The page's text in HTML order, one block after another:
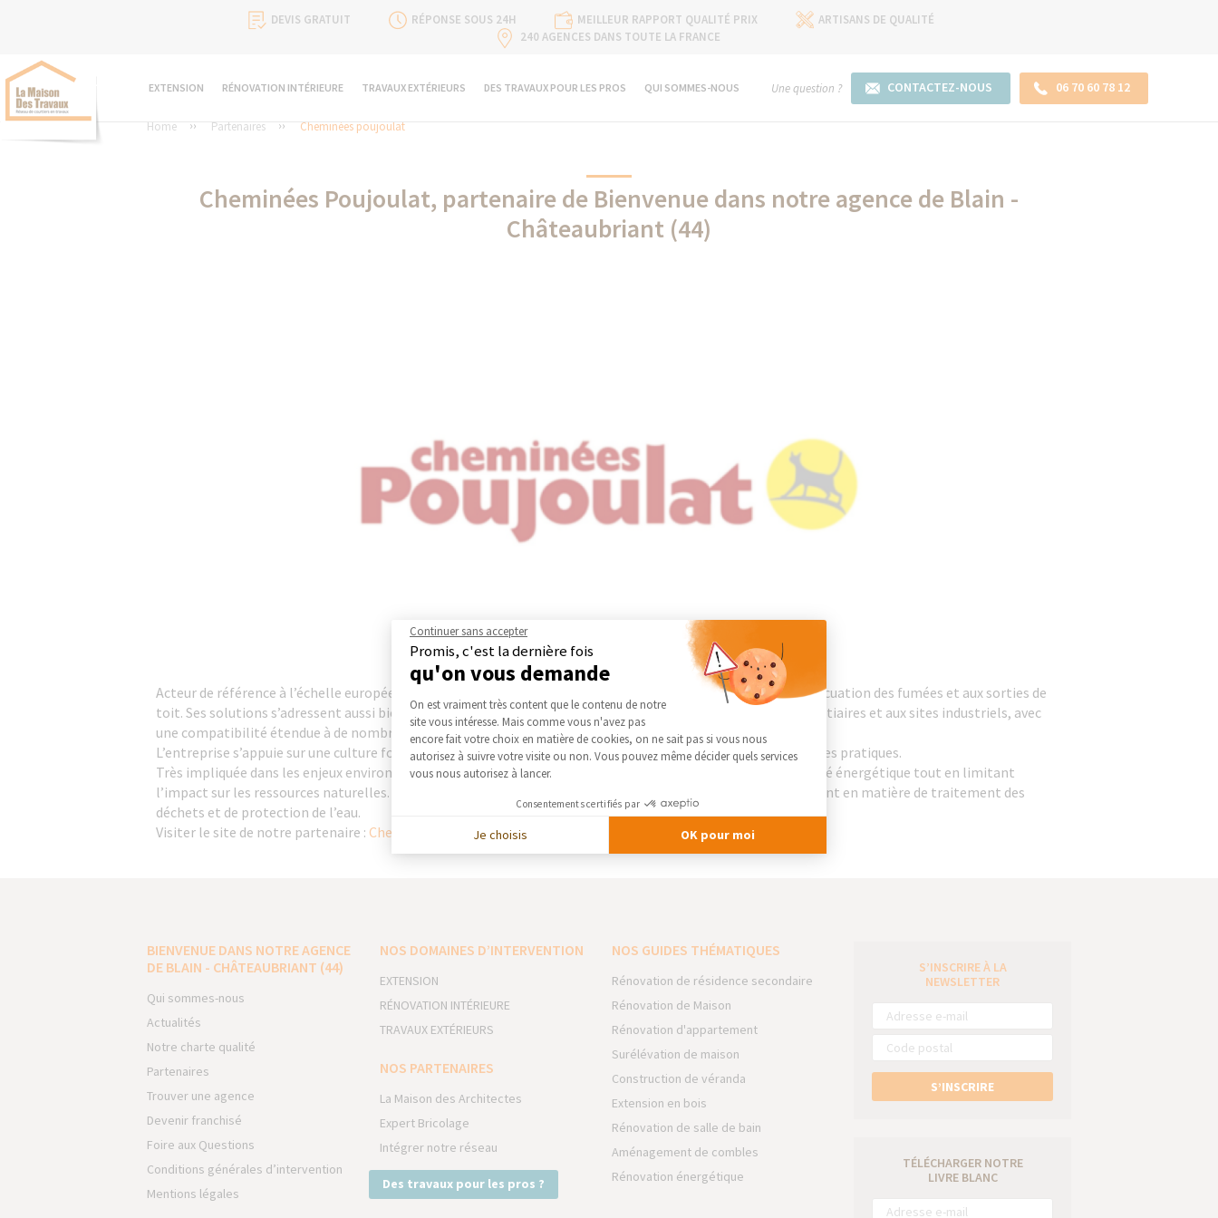
DEVIS GRATUIT RÉPONSE SOUS 24H MEILLEUR RAPPORT QUALITÉ PRIX
ARTISANS DE QUALITÉ
240 AGENCES DANS TOUTE LA FRANCE
EXTENSION RÉNOVATION INTÉRIEURE TRAVAUX EXTÉRIEURS DES TRAVAUX POUR LES PROS QUI SOMMES-NOUS Une question ? CONTACTEZ-NOUS 06 70 60 78 12
Home Partenaires Cheminées poujoulat
Cheminées Poujoulat, partenaire de Bienvenue dans notre agence de Blain -
Châteaubriant (44)
Acteur de référence à l’échelle européenne, Cheminées Poujoulat conçoit des systèmes en inox dédiés à l’évacuation des fumées et aux sorties de
toit. Ses solutions s’adressent aussi bien aux maisons individuelles qu’aux bâtiments collectifs, aux locaux tertiaires et aux sites industriels, avec
une compatibilité étendue à de nombreux équipements et énergies, en construction comme en rénovation.
L’entreprise s’appuie sur une culture fondée sur des principes de proximité et de clarté dans ses relations et ses pratiques.
Très impliquée dans les enjeux environnementaux, elle développe des dispositifs visant à améliorer l’efficacité énergétique tout en limitant
l’impact sur les ressources naturelles. Cette démarche durable s’accompagne d’actions concrètes, notamment en matière de traitement des
déchets et de protection de l’eau.
Visiter le site de notre partenaire : Cheminées Poujoulat — Chauffage et Ventilation
BIENVENUE DANS NOTRE AGENCE
DE BLAIN - CHÂTEAUBRIANT (44)
Qui sommes-nous
Actualités
Notre charte qualité
Partenaires
Trouver une agence
Devenir franchisé
Foire aux Questions
Conditions générales d’intervention
Mentions légales
NOS DOMAINES D’INTERVENTION
EXTENSION
RÉNOVATION INTÉRIEURE
TRAVAUX EXTÉRIEURS
NOS PARTENAIRES
La Maison des Architectes
Expert Bricolage
Intégrer notre réseau
Des travaux pour les pros ?
NOS GUIDES THÉMATIQUES
Rénovation de résidence secondaire
Rénovation de Maison
Rénovation d'appartement
Surélévation de maison
Construction de véranda
Extension en bois
Rénovation de salle de bain
Aménagement de combles
Rénovation énergétique
S’INSCRIRE À LA
NEWSLETTER
S’INSCRIRE
TÉLÉCHARGER NOTRE
LIVRE BLANC
Continuer sans accepter
Promis, c'est la dernière fois
qu'on vous demande
Plateforme de Gestion du Consentement : Personnalisez vos Options
On est vraiment très content que le contenu de notre
site vous intéresse. Mais comme vous n'avez pas
encore fait votre choix en matière de cookies, on ne sait pas si vous nous
autorisez à suivre votre visite ou non. Vous pouvez même décider quels services
vous nous autorisez à lancer.
Consentements certifiés par
Je choisis OK pour moi
Axeptio consent